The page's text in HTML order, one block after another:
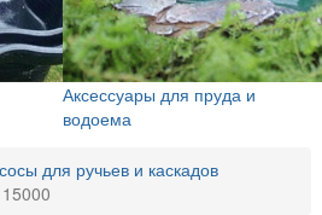
Аксессуары для пруда и
водоема
для ручьев и каскадов